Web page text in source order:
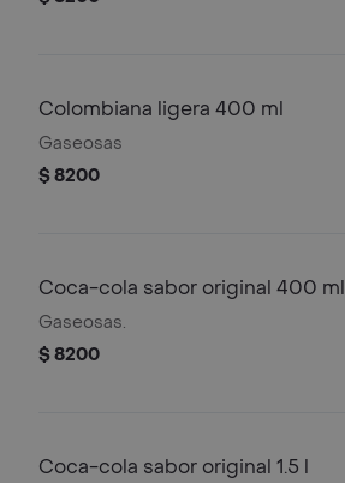
Colombiana ligera 400 ml
Gaseosas
$ 8200
Coca-cola sabor original 400 ml
Gaseosas.
$ 8200
Coca-cola sabor original 1.5 l